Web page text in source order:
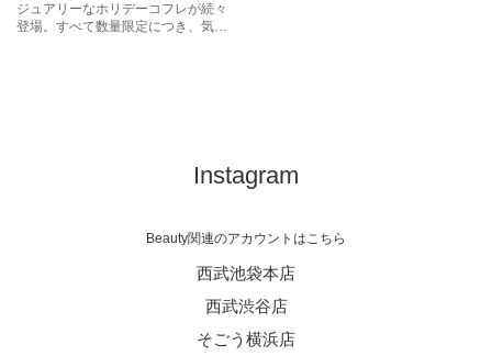
ポール & ジョー ボーテ
ジュアリーなホリデーコフレが続々
登場。すべて数量限定につき、気に
Instagram
Beauty関連のアカウントはこちら
西武池袋本店
西武渋谷店
そごう横浜店